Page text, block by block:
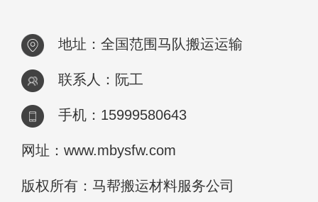
地址：全国范围马队搬运运输
联系人：阮工
手机：15999580643
网址：www.mbysfw.com
版权所有：马帮搬运材料服务公司